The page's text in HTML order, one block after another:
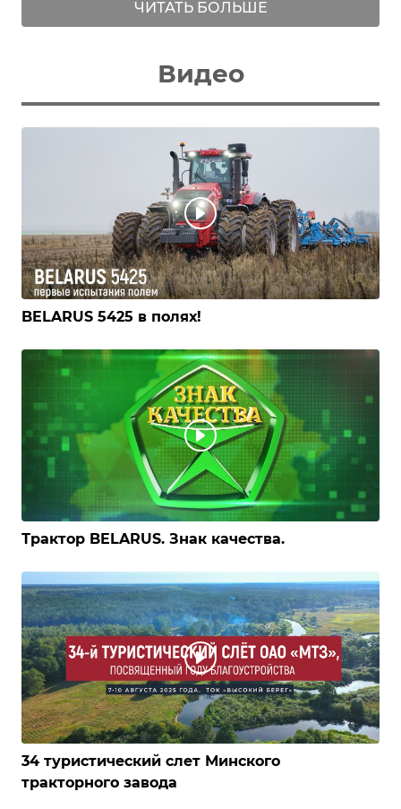
ЧИТАТЬ БОЛЬШЕ
Видео
BELARUS 5425 в полях!
Трактор BELARUS. Знак качества.
34 туристический слет Минского
тракторного завода